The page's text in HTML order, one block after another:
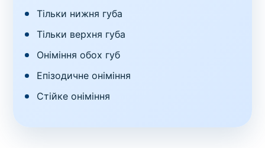
Тільки нижня губа
Тільки верхня губа
Оніміння обох губ
Епізодичне оніміння
Стійке оніміння